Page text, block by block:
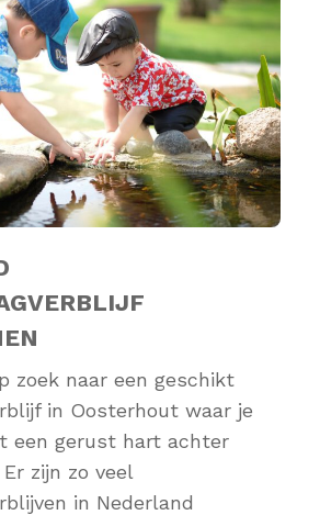
zoek naar een geschikt
in Oosterhout waar je
een gerust hart achter
zijn zo veel
in Nederland